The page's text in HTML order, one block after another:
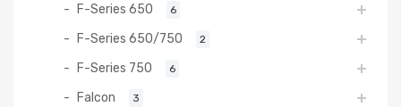
F-Series 650 6
F-Series 650/750 2
F-Series 750 6
Falcon 3